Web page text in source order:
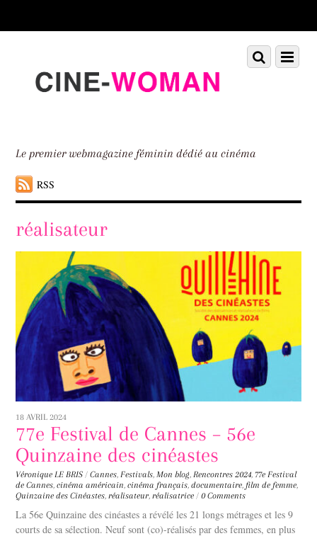
down
Le premier webmagazine féminin dédié au cinéma
RSS
Menu
Scroll
down
réalisateur
18 AVRIL 2024
77e Festival de Cannes – 56e
Quinzaine des cinéastes
Véronique LE BRIS / Cannes, Festivals, Mon blog, Rencontres 2024,77e Festival
de Cannes,cinéma américain,cinéma français,documentaire, film de femme,
Quinzaine des Cinéastes, réalisateur, réalisatrice / 0 Comments
La 56e Quinzaine des cinéastes a révélé les 21 longs métrages et les 9
courts de sa sélection. Neuf sont (co)-réalisés par des femmes, en plus